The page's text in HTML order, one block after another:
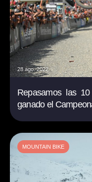
28 ago. 2022
Repasamos las
ganado el
MOUNTAIN BIKE